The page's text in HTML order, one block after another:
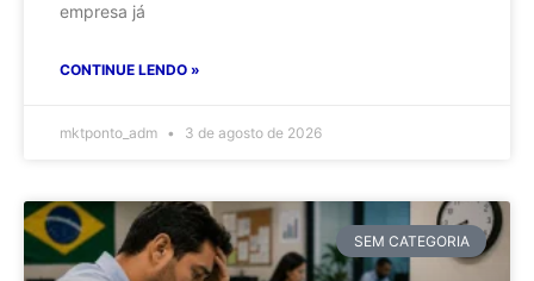
empresa já
CONTINUE LENDO »
mktponto_adm 3 de agosto de 2026
SEM CATEGORIA